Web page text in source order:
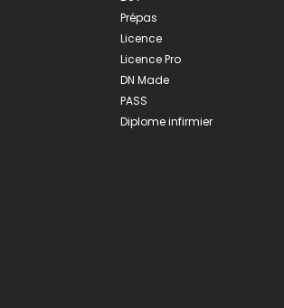
Prépas
Licence
Licence Pro
DN Made
PASS
Diplome infirmier